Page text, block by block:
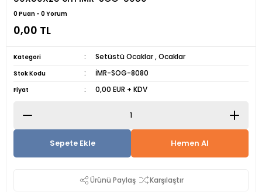
0 Puan - 0 Yorum
0,00 TL
Kategori Setüstü Ocaklar ,Ocaklar
Stok Kodu İMR-SOG-8080
Fiyat 0,00 EUR + KDV
Sepete Ekle Hemen Al
Ürünü Paylaş Karşılaştır